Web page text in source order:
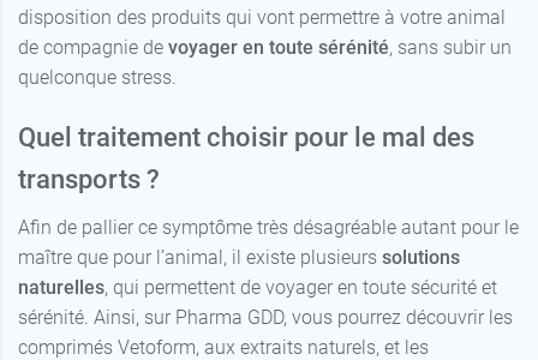
disposition des produits qui vont permettre à votre animal
de compagnie de voyager en toute sérénité, sans subir un
quelconque stress.
Quel traitement choisir pour le mal des
transports ?
Afin de pallier ce symptôme très désagréable autant pour le
maître que pour l’animal, il existe plusieurs solutions
naturelles, qui permettent de voyager en toute sécurité et
sérénité. Ainsi, sur Pharma GDD, vous pourrez découvrir les
comprimés Vetoform, aux extraits naturels, et les